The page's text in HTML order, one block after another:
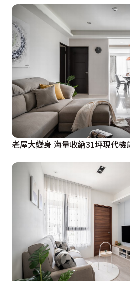
老屋大變身 海量收納31坪現代機